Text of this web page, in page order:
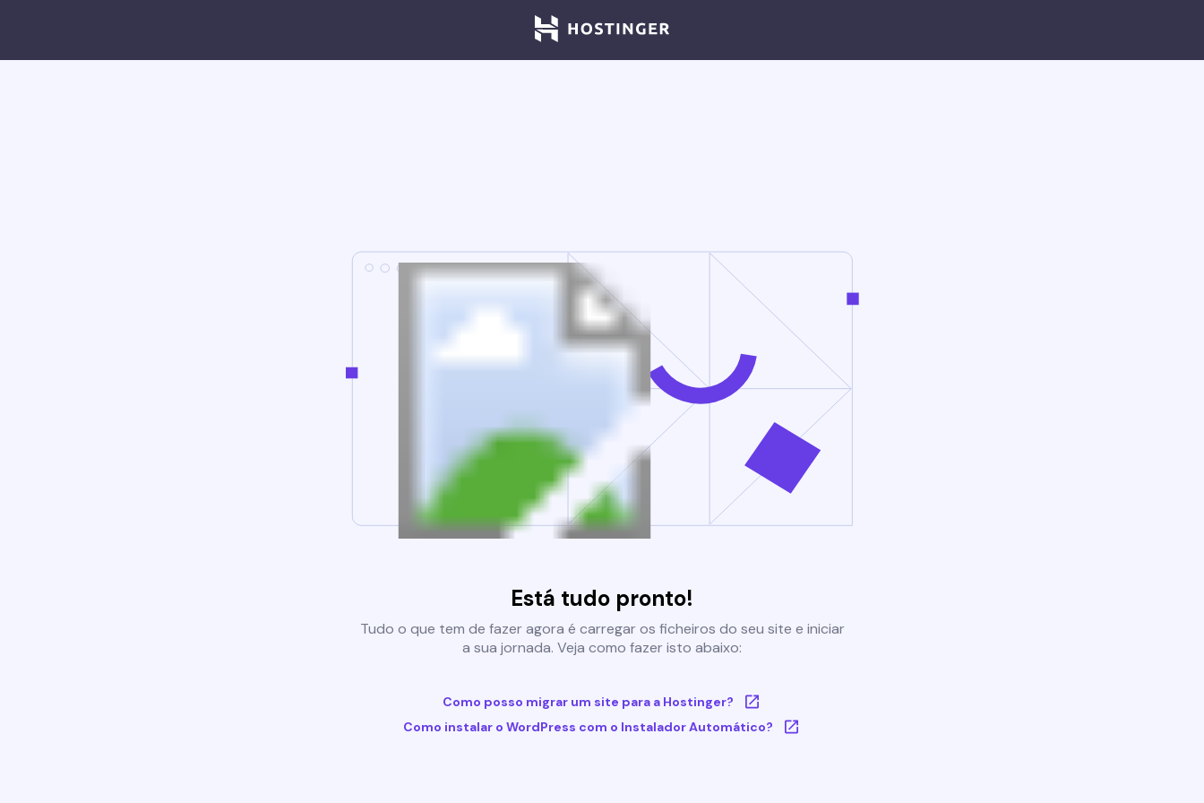
Está tudo pronto!
Tudo o que tem de fazer agora é carregar os ficheiros do seu site e iniciar
a sua jornada. Veja como fazer isto abaixo:
Como posso migrar um site para a Hostinger?
Como instalar o WordPress com o Instalador Automático?